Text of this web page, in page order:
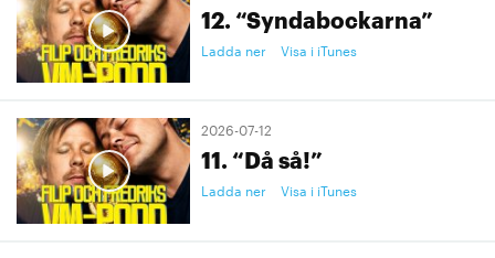
12. “Syndabockarna”
Ladda ner Visa i iTunes
2026-07-12
11. “Då så!”
Ladda ner Visa i iTunes